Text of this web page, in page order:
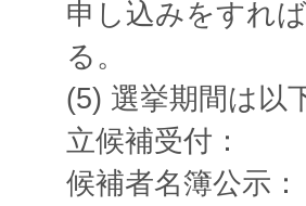
申し込みをすれ
る。
(5) 選挙期間は以
立候補受付：
候補者名簿公示